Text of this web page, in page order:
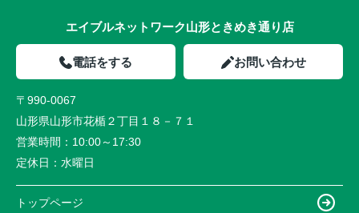
エイブルネットワーク山形ときめき通り店
電話をする お問い合わせ
〒990-0067
山形県山形市花楯２丁目１８－７１
営業時間： 10:00～17:30
定休日： 水曜日
トップページ